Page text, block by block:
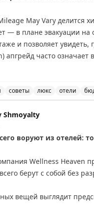
May Vary делится
— в плане эвакуации на
и позволяет
апгрейд часто
после того, как вас
дает хороший номер,
May Vary|Original
советы люкс отели
Shmoyalty
воруют из отелей:
Wellness Heaven
берут с собой без
вещей выглядит